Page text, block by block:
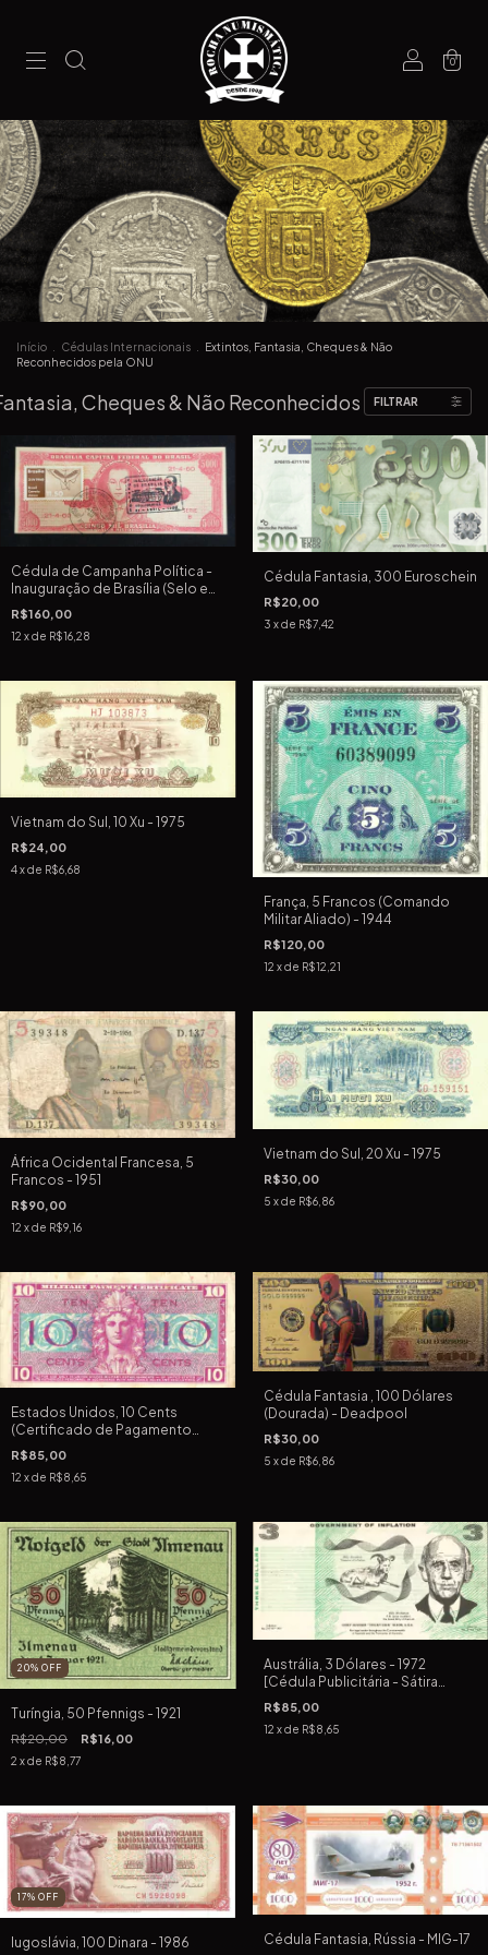
0
Início Cédulas Internacionais
Extintos, Fantasia, Cheques & Não
Reconhecidos pela ONU
Cheques & Não Reconhecidos pela ONU
FILTRAR
Cédula de Campanha Política -
Inauguração de Brasília (Selo e
Carimbo dos Correios)
R$160,00
12 x de R$16,28
Cédula Fantasia, 300 Euroschein
R$20,00
3 x de R$7,42
Vietnam do Sul, 10 Xu - 1975
R$24,00
4x de R$6,68
França, 5 Francos (Comando
Militar Aliado) - 1944
R$120,00
12 x de R$12,21
África Ocidental Francesa, 5
Francos - 1951
R$90,00
12 x de R$9,16
Vietnam do Sul, 20 Xu - 1975
R$30,00
5 x de R$6,86
Estados Unidos, 10 Cents
(Certificado de Pagamento
Militar) - 1954-1958
R$85,00
12 x de R$8,65
Cédula Fantasia , 100 Dólares
(Dourada) - Deadpool
R$30,00
5 x de R$6,86
20% OFF
Turíngia, 50 Pfennigs - 1921
R$20,00 R$16,00
2 x de R$8,77
Austrália, 3 Dólares - 1972
[Cédula Publicitária - Sátira
Política]
R$85,00
12 x de R$8,65
17% OFF
Iugoslávia, 100 Dinara - 1986 Cédula Fantasia, Rússia - MIG-17